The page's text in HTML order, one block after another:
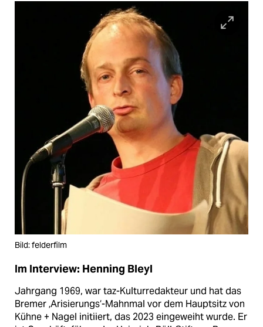
Bild: felderfilm
Im Interview: Henning Bleyl
Jahrgang 1969, war taz-Kulturredakteur und hat das
Bremer ‚Arisierungs‘-Mahnmal vor dem Hauptsitz von
Kühne + Nagel initiiert, das 2023 eingeweiht wurde. Er